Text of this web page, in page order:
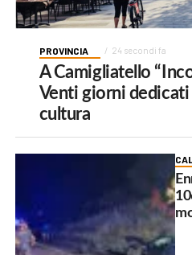
PROVINCIA 24 secondi fa
A Camigliatello
Venti giorni dedicati
cultura